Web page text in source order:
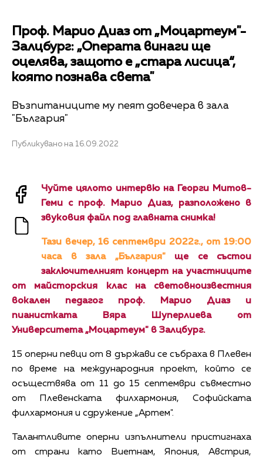
Проф. Марио Диаз от „Моцартеум"-
Залцбург: „Операта винаги ще
оцелява, защото е „стара лисица“,
която познава света"
Възпитаниците му пеят довечера в зала
"България"
Публикувано на 16.09.2022
Чуйте цялото интервю на Георги Митов-
Геми с проф. Марио Диаз, разположено в
звуковия файл под главната снимка!
Тази вечер, 16 септември 2022г., от 19:00
часа в зала „България"ще се състои
заключителният концерт на участниците
от майсторския клас на световноизвестния
вокален педагог проф. Марио Диаз и
пианистката Вяра Шуперлиева от
Университета „Моцартеум" в Залцбург.
15 оперни певци от 8 държави се събраха в Плевен
по време на международния проект, който се
осъществява от 11 до 15 септември съвместно
от Плевенската филхармония, Софийската
филхармония и сдружение „Артем".
Талантливите оперни изпълнители пристигнаха
от страни като Виетнам, Япония, Австрия,